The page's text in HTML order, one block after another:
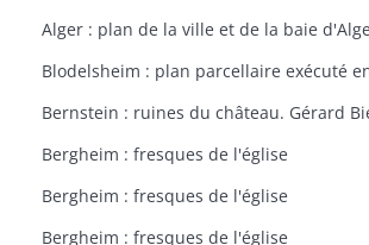
Alger : plan de la ville et de la baie
Blodelsheim : plan parcellaire exécuté
Bernstein : ruines du château. Gérard
Bergheim : fresques de l'église
Bergheim : fresques de l'église
Bergheim : fresques de l'église